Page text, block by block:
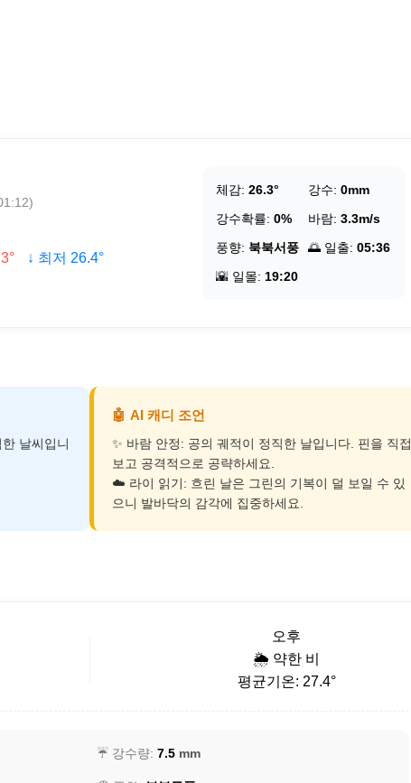
↓ 최저 26.4°
체감: 26.3° 강수: 0mm
강수확률: 0% 바람: 3.3m/s
풍향: 북북서풍 🌅 일출: 05:36
🌇 일몰: 19:20
날씨입니
🤖 AI 캐디 조언
✨ 바람 안정: 공의 궤적이 정직한 날입니다. 핀을 직접
보고 공격적으로 공략하세요.
☁️ 라이 읽기: 흐린 날은 그린의 기복이 덜 보일 수 있
으니 발바닥의 감각에 집중하세요.
오후
🌦️ 약한 비
평균기온: 27.4°
☔ 강수량: 7.5 mm